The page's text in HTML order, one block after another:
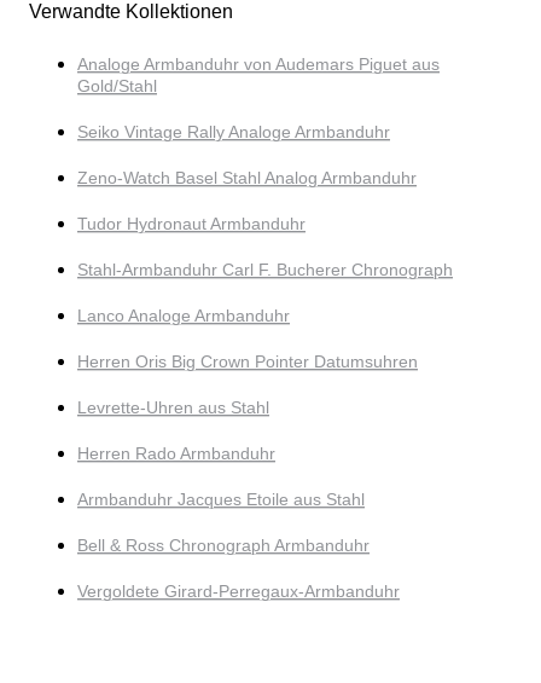
Verwandte Kollektionen
Analoge Armbanduhr von Audemars Piguet aus
Gold/Stahl
Seiko Vintage Rally Analoge Armbanduhr
Zeno-Watch Basel Stahl Analog Armbanduhr
Tudor Hydronaut Armbanduhr
Stahl-Armbanduhr Carl F. Bucherer Chronograph
Lanco Analoge Armbanduhr
Herren Oris Big Crown Pointer Datumsuhren
Levrette-Uhren aus Stahl
Herren Rado Armbanduhr
Armbanduhr Jacques Etoile aus Stahl
Bell & Ross Chronograph Armbanduhr
Vergoldete Girard-Perregaux-Armbanduhr